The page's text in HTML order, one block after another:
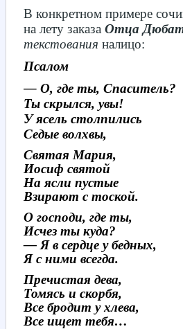
В конкретном примере
на лету заказа Отца
текстования налицо:
Псалом
— О, где ты, Спаситель?
Ты скрылся, увы!
У ясель столпились
Седые волхвы,
Святая Мария,
Иосиф святой
На ясли пустые
Взирают с тоской.
О господи, где ты,
Исчез ты куда?
— Я в сердце у бедных,
Я с ними всегда.
Пречистая дева,
Томясь и скорбя,
Все бродит у хлева,
Все ищет тебя…